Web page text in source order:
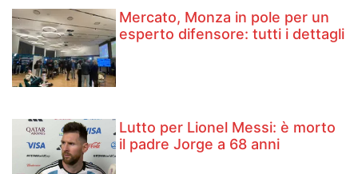
Mercato, Monza in pole per un
esperto difensore: tutti i dettagli
Lutto per Lionel Messi: è morto
il padre Jorge a 68 anni